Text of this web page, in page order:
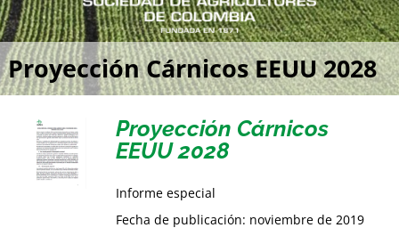
Proyección Cárnicos EEUU 2028
Proyección Cárnicos
EEUU 2028
Informe especial
Fecha de publicación: noviembre de 2019